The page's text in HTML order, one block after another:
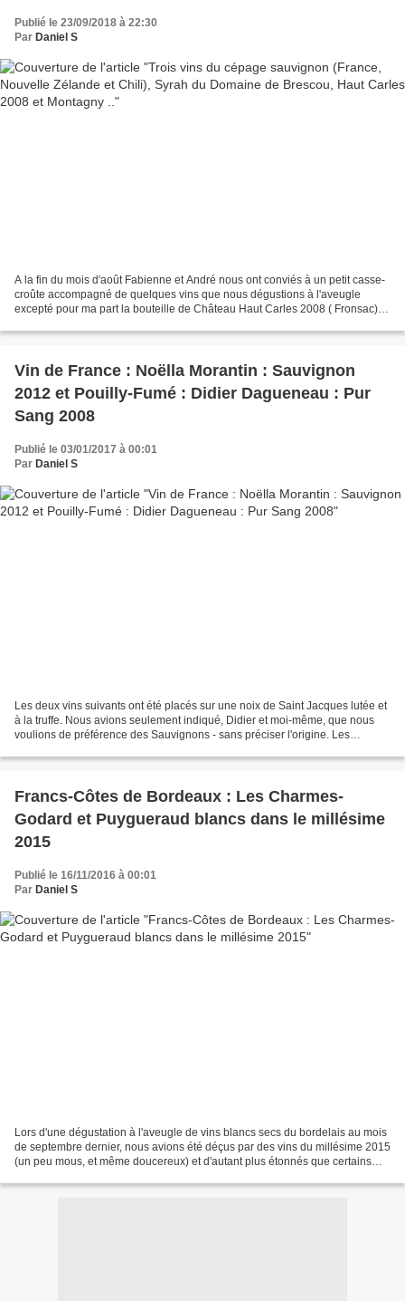
Publié le 23/09/2018 à 22:30
Par Daniel S
A la fin du mois d'août Fabienne et André nous ont conviés à un petit casse-
croûte accompagné de quelques vins que nous dégustions à l'aveugle
excepté pour ma part la bouteille de Château Haut Carles 2008 ( Fronsac)
Vin de France : Noëlla Morantin : Sauvignon
2012 et Pouilly-Fumé : Didier Dagueneau : Pur
Sang 2008
Publié le 03/01/2017 à 00:01
Par Daniel S
Les deux vins suivants ont été placés sur une noix de Saint Jacques lutée et
à la truffe. Nous avions seulement indiqué, Didier et moi-même, que nous
voulions de préférence des Sauvignons - sans préciser l'origine. Les
Francs-Côtes de Bordeaux : Les Charmes-
Godard et Puygueraud blancs dans le millésime
2015
Publié le 16/11/2016 à 00:01
Par Daniel S
Lors d'une dégustation à l'aveugle de vins blancs secs du bordelais au mois
de septembre dernier, nous avions été déçus par des vins du millésime 2015
(un peu mous, et même doucereux) et d'autant plus étonnés que certains